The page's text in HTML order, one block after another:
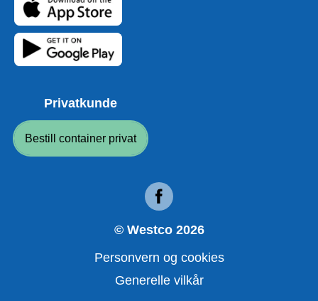
Privatkunde
Bestill container privat
© Westco 2026
Personvern og cookies
Generelle vilkår